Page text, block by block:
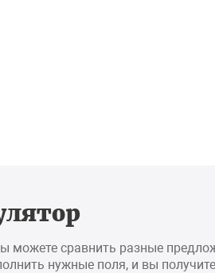
можете сравнить разные
нужные поля, и вы